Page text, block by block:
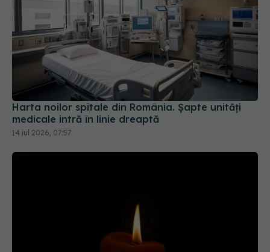
Harta noilor spitale din România. Șapte unități
medicale intră în linie dreaptă
14 iul 2026, 07:57